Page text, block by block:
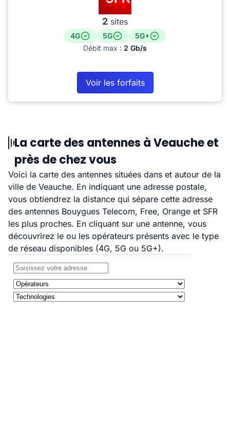
2 sites
4G 5G
5G+
Débit max : 2 Gb/s
Voir les forfaits
La carte des antennes à Veauche et
près de chez vous
Voici la carte des antennes situées dans et autour de la
ville de Veauche. En indiquant une adresse postale,
vous obtiendrez la distance qui sépare cette adresse
des antennes Bouygues Telecom, Free, Orange et SFR
les plus proches. En cliquant sur une antenne, vous
découvrirez le ou les opérateurs présents avec le type
de réseau disponibles (4G, 5G ou 5G+).